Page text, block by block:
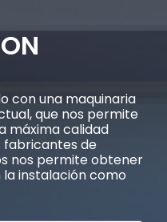
con una maquinaria
que nos permite
máxima calidad
fabricantes de
nos permite obtener
instalación como